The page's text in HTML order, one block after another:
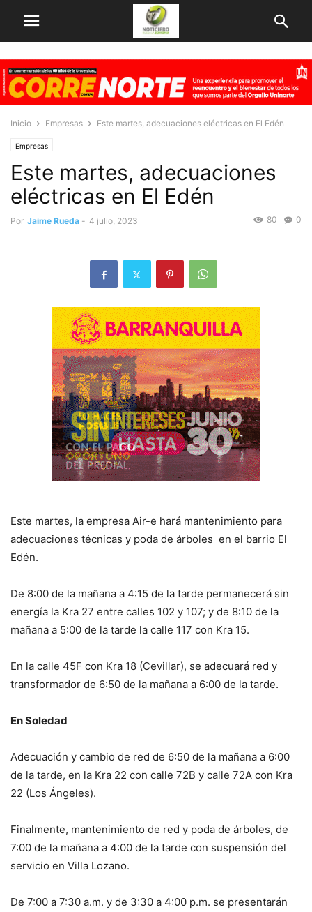
Inicio Empresas Este martes, adecuaciones eléctricas en El Edén
Empresas
Este martes, adecuaciones
eléctricas en El Edén
Por Jaime Rueda - 4 julio, 2023 0
80
Este martes, la empresa Air-e hará mantenimiento para
adecuaciones técnicas y poda de árboles en el barrio El
Edén.
De 8:00 de la mañana a 4:15 de la tarde permanecerá sin
energía la Kra 27 entre calles 102 y 107; y de 8:10 de la
mañana a 5:00 de la tarde la calle 117 con Kra 15.
En la calle 45F con Kra 18 (Cevillar), se adecuará red y
transformador de 6:50 de la mañana a 6:00 de la tarde.
En Soledad
Adecuación y cambio de red de 6:50 de la mañana a 6:00
de la tarde, en la Kra 22 con calle 72B y calle 72A con Kra
22 (Los Ángeles).
Finalmente, mantenimiento de red y poda de árboles, de
7:00 de la mañana a 4:00 de la tarde con suspensión del
servicio en Villa Lozano.
De 7:00 a 7:30 a.m. y de 3:30 a 4:00 p.m. se presentarán